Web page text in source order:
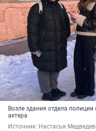
Возле здания отдела
актера
Источник: Настасья